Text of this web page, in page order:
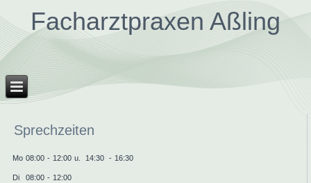
Facharztpraxen Aßling
Sprechzeiten
Mo 08:00 - 12:00 u. 14:30 - 16:30
Di 08:00 - 12:00